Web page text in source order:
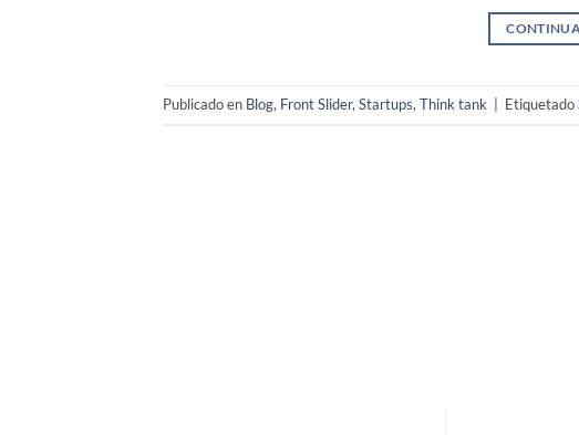
Publicado en Blog, Front Slider,Startups,Think tank Etiquetado